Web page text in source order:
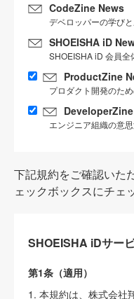
CodeZine News
デベロッパーの学び
SHOEISHA iD
SHOEISHA iD 会員
ProductZine
プロダクト開発のた
エンジニア組織の意
下記規約をご確認いた
ェックボックスにチェ
SHOEISHA iDサー
第1条（適用）
1. 本規約は、株式会社